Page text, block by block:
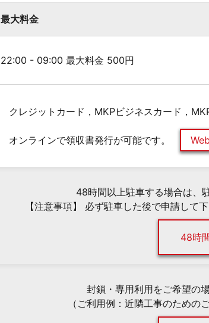
最大料金
22:00 - 09:00 最大料金 500円
クレジットカード，MKPビジネスカード，
オンラインで領収書発行が可能です。
48時間以上駐車する場合は、
【注意事項】 必ず駐車した後で申請して
48時
封鎖・専用利用をご希望の
（ご利用例：近隣工事のため